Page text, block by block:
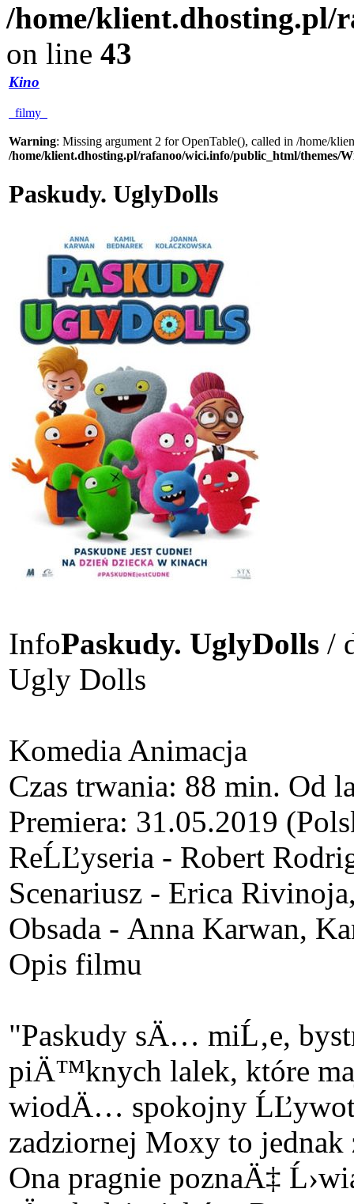
/home/klient.dhosting.pl/
on line 43
Kino
filmy
Warning: Missing argument 2 for OpenTable(), called in /home/
/home/klient.dhosting.pl/rafanoo/wici.info/public_html/themes/
Paskudy. UglyDolls
InfoPaskudy. UglyDolls /
Ugly Dolls
Komedia Animacja
Czas trwania: 88 min. Od
Premiera: 31.05.2019
ReĹĽyseria - Robert
Scenariusz - Erica
Obsada - Anna Karwan,
Opis filmu
"Paskudy sÄ… miĹ‚e,
piÄ™knych lalek, które
wiodÄ… spokojny ĹĽywot
zadziornej Moxy to jednak
Ona pragnie poznaÄ‡